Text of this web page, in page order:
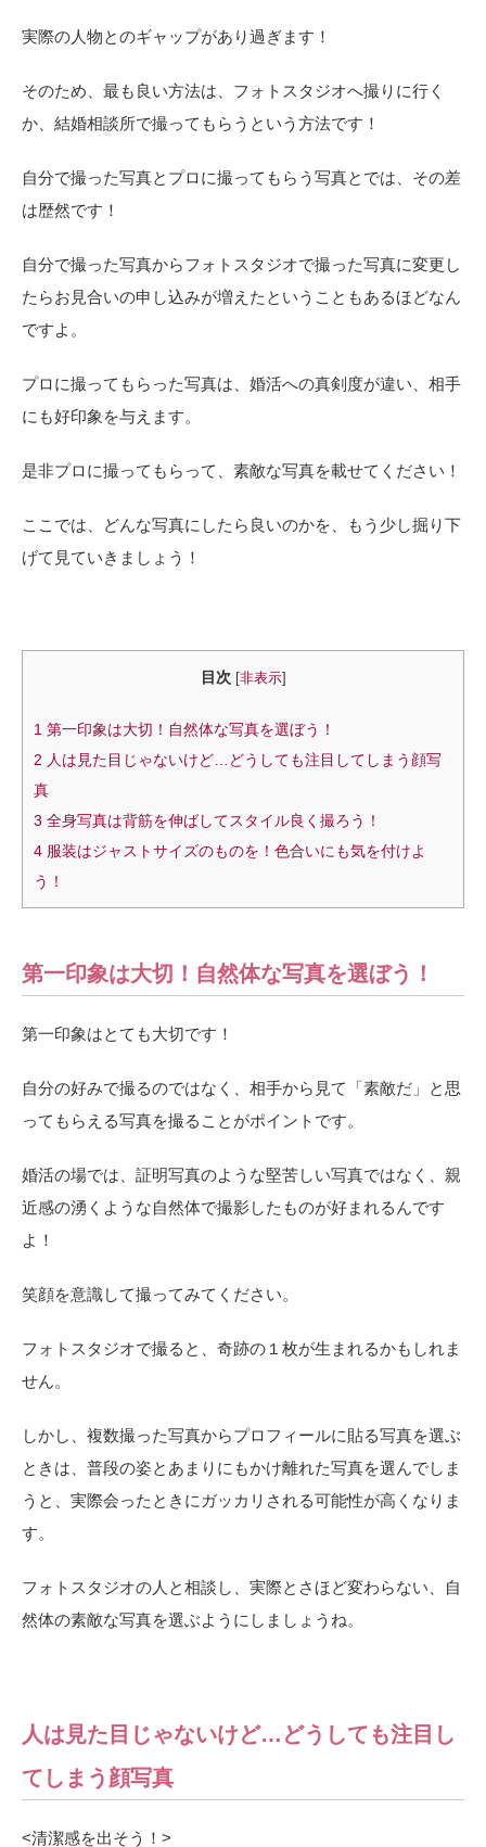
実際の人物とのギャップがあり過ぎます！
そのため、最も良い方法は、フォトスタジオへ撮りに行く
か、結婚相談所で撮ってもらうという方法です！
自分で撮った写真とプロに撮ってもらう写真とでは、その差
は歴然です！
自分で撮った写真からフォトスタジオで撮った写真に変更し
たらお見合いの申し込みが増えたということもあるほどなん
ですよ。
プロに撮ってもらった写真は、婚活への真剣度が違い、相手
にも好印象を与えます。
是非プロに撮ってもらって、素敵な写真を載せてください！
ここでは、どんな写真にしたら良いのかを、もう少し掘り下
げて見ていきましょう！
目次 [非表示]
1 第一印象は大切！自然体な写真を選ぼう！
2 人は見た目じゃないけど…どうしても注目してしまう顔写
真
3 全身写真は背筋を伸ばしてスタイル良く撮ろう！
4 服装はジャストサイズのものを！色合いにも気を付けよ
う！
第一印象は大切！自然体な写真を選ぼう！
第一印象はとても大切です！
自分の好みで撮るのではなく、相手から見て「素敵だ」と思
ってもらえる写真を撮ることがポイントです。
婚活の場では、証明写真のような堅苦しい写真ではなく、親
近感の湧くような自然体で撮影したものが好まれるんです
よ！
笑顔を意識して撮ってみてください。
フォトスタジオで撮ると、奇跡の１枚が生まれるかもしれま
せん。
しかし、複数撮った写真からプロフィールに貼る写真を選ぶ
ときは、普段の姿とあまりにもかけ離れた写真を選んでしま
うと、実際会ったときにガッカリされる可能性が高くなりま
す。
フォトスタジオの人と相談し、実際とさほど変わらない、自
然体の素敵な写真を選ぶようにしましょうね。
人は見た目じゃないけど…どうしても注目し
てしまう顔写真
<清潔感を出そう！>